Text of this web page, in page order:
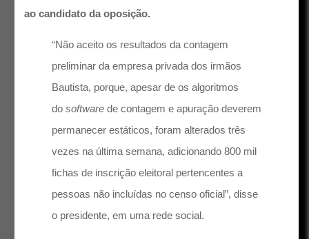
ao candidato da oposição.
“Não aceito os resultados da contagem
preliminar da empresa privada dos irmãos
Bautista, porque, apesar de os algoritmos
dosoftware de contagem e apuração deverem
permanecer estáticos, foram alterados três
vezes na última semana, adicionando 800 mil
fichas de inscrição eleitoral pertencentes a
pessoas não incluídas no censo oficial”, disse
o presidente, em uma rede social.